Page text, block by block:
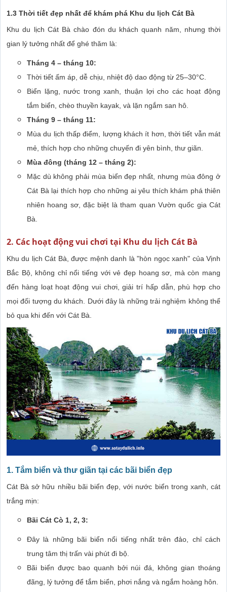
1.3 Thời tiết đẹp nhất để khám phá Khu du lịch Cát Bà
Khu du lịch Cát Bà chào đón du khách quanh năm, nhưng thời
gian lý tưởng nhất để ghé thăm là:
Tháng 4 – tháng 10:
Thời tiết ấm áp, dễ chịu, nhiệt độ dao động từ 25–30°C.
Biển lặng, nước trong xanh, thuận lợi cho các hoạt động
tắm biển, chèo thuyền kayak, và lặn ngắm san hô.
Tháng 9 – tháng 11:
Mùa du lịch thấp điểm, lượng khách ít hơn, thời tiết vẫn mát
mẻ, thích hợp cho những chuyến đi yên bình, thư giãn.
Mùa đông (tháng 12 – tháng 2):
Mặc dù không phải mùa biển đẹp nhất, nhưng mùa đông ở
Cát Bà lại thích hợp cho những ai yêu thích khám phá thiên
nhiên hoang sơ, đặc biệt là tham quan Vườn quốc gia Cát
Bà.
2. Các hoạt động vui chơi tại Khu du lịch Cát Bà
Khu du lịch Cát Bà, được mệnh danh là "hòn ngọc xanh" của Vịnh
Bắc Bộ, không chỉ nổi tiếng với vẻ đẹp hoang sơ, mà còn mang
đến hàng loạt hoạt động vui chơi, giải trí hấp dẫn, phù hợp cho
mọi đối tượng du khách. Dưới đây là những trải nghiệm không thể
bỏ qua khi đến với Cát Bà.
1. Tắm biển và thư giãn tại các bãi biển đẹp
Cát Bà sở hữu nhiều bãi biển đẹp, với nước biển trong xanh, cát
trắng mịn:
Bãi Cát Cò 1, 2, 3:
Đây là những bãi biển nổi tiếng nhất trên đảo, chỉ cách
trung tâm thị trấn vài phút đi bộ.
Bãi biển được bao quanh bởi núi đá, không gian thoáng
đãng, lý tưởng để tắm biển, phơi nắng và ngắm hoàng hôn.